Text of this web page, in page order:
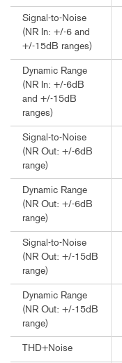
Signal-to-Noise
(NR In: +/-6 and
+/-15dB ranges)
Dynamic Range
(NR In: +/-6dB
and +/-15dB
ranges)
Signal-to-Noise
(NR Out: +/-6dB
range)
Dynamic Range
(NR Out: +/-6dB
range)
Signal-to-Noise
(NR Out: +/-15dB
range)
Dynamic Range
(NR Out: +/-15dB
range)
THD+Noise